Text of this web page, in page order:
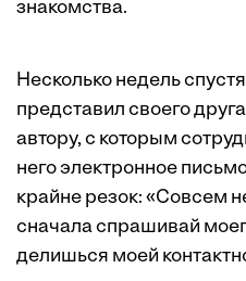
знакомства.
Несколько недель
представил своего
автору, с которым
него электронное
крайне резок: «Совсем
сначала спрашивай
делишься моей